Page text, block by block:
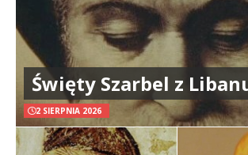
Święty Szarbel z
2 SIERPNIA 2026